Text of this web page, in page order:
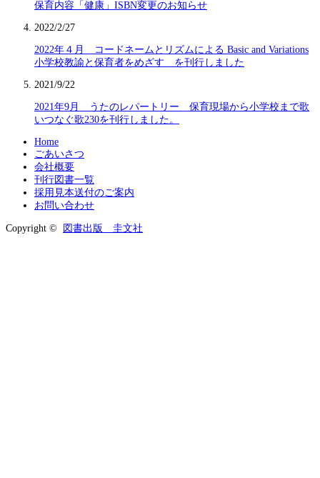
保育内容「健康」ISBN変更のお知らせ
2022/2/27
2022年４月 コードネームとリズムによる Basic and Variations
小学校教諭と保育者をめざす を刊行しました
2021/9/22
2021年9月 うたのレパートリー 保育現場から小学校まで歌
いつなぐ歌230を刊行しました。
Home
ごあいさつ
会社概要
刊行図書一覧
採用見本送付のご案内
お問い合わせ
Copyright © 図書出版 圭文社